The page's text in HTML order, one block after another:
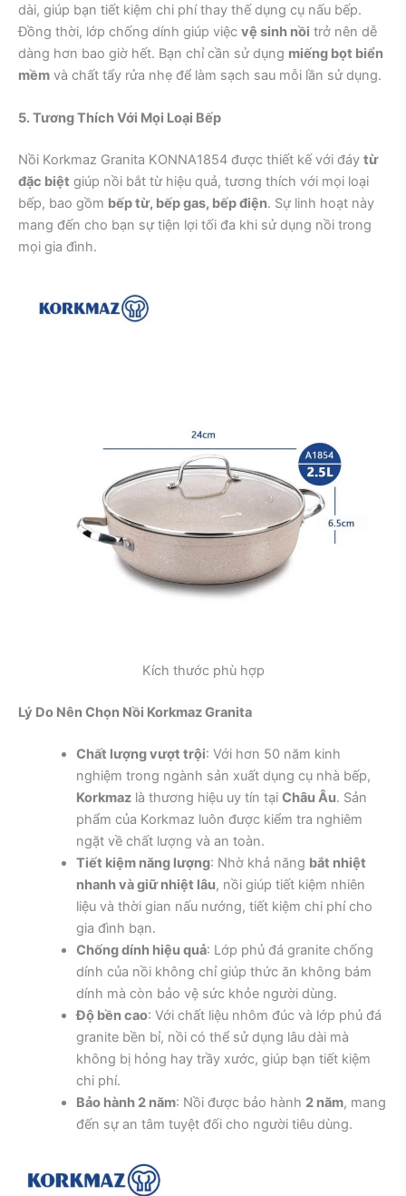
dài, giúp bạn tiết kiệm chi phí thay thế dụng cụ nấu bếp.
Đồng thời, lớp chống dính giúp việc vệ sinh nồi trở nên dễ
dàng hơn bao giờ hết. Bạn chỉ cần sử dụng miếng bọt biển
mềm và chất tẩy rửa nhẹ để làm sạch sau mỗi lần sử dụng.
5. Tương Thích Với Mọi Loại Bếp
Nồi Korkmaz Granita KONNA1854 được thiết kế với đáy từ
đặc biệt giúp nồi bắt từ hiệu quả, tương thích với mọi loại
bếp, bao gồm bếp từ, bếp gas, bếp điện. Sự linh hoạt này
mang đến cho bạn sự tiện lợi tối đa khi sử dụng nồi trong
mọi gia đình.
Kích thước phù hợp
Lý Do Nên Chọn Nồi Korkmaz Granita
Chất lượng vượt trội: Với hơn 50 năm kinh
nghiệm trong ngành sản xuất dụng cụ nhà bếp,
Korkmazlà thương hiệu uy tín tại Châu Âu. Sản
phẩm của Korkmaz luôn được kiểm tra nghiêm
ngặt về chất lượng và an toàn.
Tiết kiệm năng lượng: Nhờ khả năng bắt nhiệt
nhanh và giữ nhiệt lâu, nồi giúp tiết kiệm nhiên
liệu và thời gian nấu nướng, tiết kiệm chi phí cho
gia đình bạn.
Chống dính hiệu quả: Lớp phủ đá granite chống
dính của nồi không chỉ giúp thức ăn không bám
dính mà còn bảo vệ sức khỏe người dùng.
Độ bền cao: Với chất liệu nhôm đúc và lớp phủ đá
granite bền bỉ, nồi có thể sử dụng lâu dài mà
không bị hỏng hay trầy xước, giúp bạn tiết kiệm
chi phí.
Bảo hành 2 năm: Nồi được bảo hành 2 năm, mang
đến sự an tâm tuyệt đối cho người tiêu dùng.